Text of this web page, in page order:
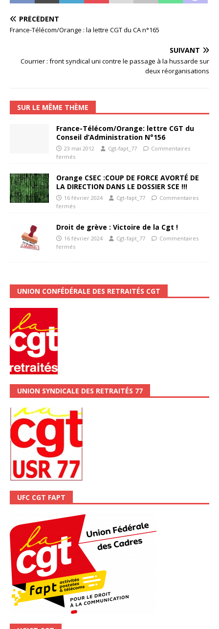
PRÉCÉDENT
France-Télécom/Orange : la lettre CGT du CA n°165
SUIVANT
Courrier : front syndical uni contre le passage à la hussarde sur
deux réorganisations
SUR LE MÊME THÈME
France-Télécom/Orange: lettre CGT du
Conseil d’Administration N°156
23 mai 2012 Cgt-fapt_77
Commentaires
fermés
Orange CSEC :COUP DE FORCE AVORTÉ DE
LA DIRECTION DANS LE DOSSIER SCE !!!
16 février 2024 Cgt-fapt_77
Commentaires
fermés
Droit de grève : Victoire de la Cgt !
16 février 2024 Cgt-fapt_77
Commentaires
fermés
UNION CONFÉDÉRALE DES RETRAITÉS CGT
UNION SYNDICALE DES RETRAITÉS 77
UFC CGT FAPT